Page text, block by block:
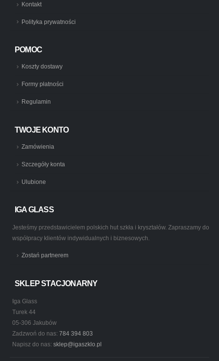
Kontakt
Polityka prywatności
POMOC
Koszty dostawy
Formy płatności
Regulamin
TWOJE KONTO
Zamówienia
Szczegóły konta
Ulubione
IGA GLASS
Jesteśmy przedstawicielem polskich hut szkła i kryształów. Zapraszamy do
współpracy klientów indywidualnych i biznesowych.
Zostań partnerem
SKLEP STACJONARNY
Iga Glass
Turek 44
05-306 Jakubów
Zadzwoń do nas: 784 394 803
Napisz do nas: sklep@igaszklo.pl